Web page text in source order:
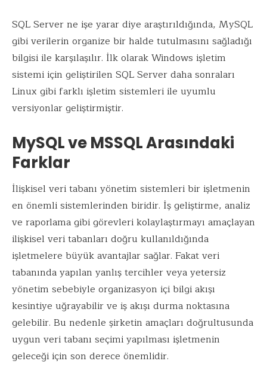
SQL Server ne işe yarar diye araştırıldığında, MySQL
gibi verilerin organize bir halde tutulmasını sağladığı
bilgisi ile karşılaşılır. İlk olarak Windows işletim
sistemi için geliştirilen SQL Server daha sonraları
Linux gibi farklı işletim sistemleri ile uyumlu
versiyonlar geliştirmiştir.
MySQL ve MSSQL Arasındaki
Farklar
İlişkisel veri tabanı yönetim sistemleri bir işletmenin
en önemli sistemlerinden biridir. İş geliştirme, analiz
ve raporlama gibi görevleri kolaylaştırmayı amaçlayan
ilişkisel veri tabanları doğru kullanıldığında
işletmelere büyük avantajlar sağlar. Fakat veri
tabanında yapılan yanlış tercihler veya yetersiz
yönetim sebebiyle organizasyon içi bilgi akışı
kesintiye uğrayabilir ve iş akışı durma noktasına
gelebilir. Bu nedenle şirketin amaçları doğrultusunda
uygun veri tabanı seçimi yapılması işletmenin
geleceği için son derece önemlidir.